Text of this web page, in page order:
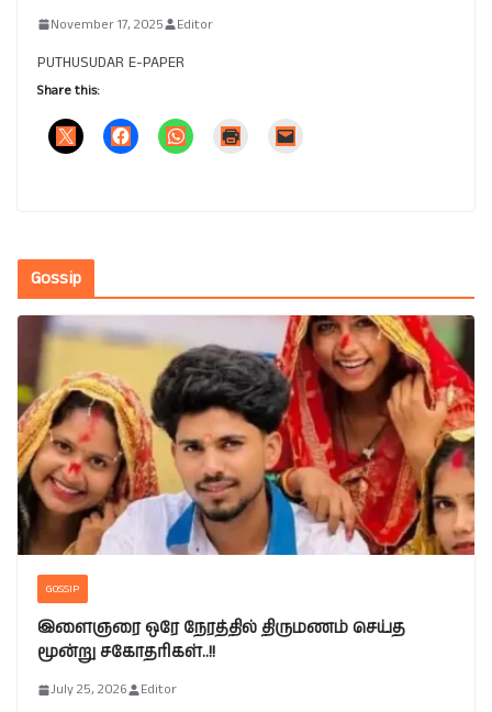
November 17, 2025 Editor
PUTHUSUDAR E-PAPER
Share this:
Gossip
GOSSIP
இளைஞரை ஒரே நேரத்தில் திருமணம் செய்த
மூன்று சகோதரிகள்..!!
July 25, 2026 Editor